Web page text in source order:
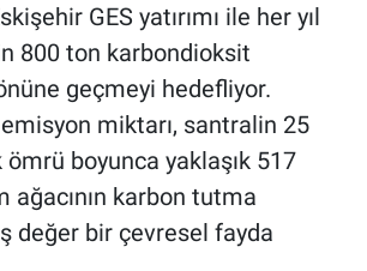
GES yatırımı ile her yıl
800 ton karbondioksit
geçmeyi hedefliyor.
miktarı, santralin 25
ömrü boyunca yaklaşık 517
ağacının karbon tutma
değer bir çevresel fayda